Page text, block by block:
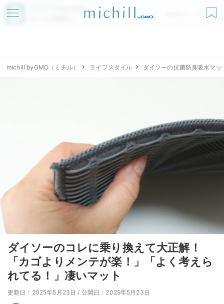
アプリでmichillが
無料ダウンロード
michill byGMO（ミチル） ライフスタイル ダイソーの抗菌防臭吸水マッ
ダイソーのコレに乗り換えて大正解！
「カゴよりメンテが楽！」「よく考えら
れてる！」凄いマット
更新日：2025年5月23日 / 公開日：2025年5月23日